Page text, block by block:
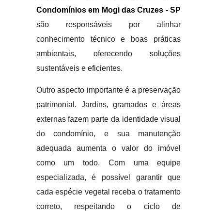
Condomínios em Mogi das Cruzes - SP
são responsáveis por alinhar
conhecimento técnico e boas práticas
ambientais, oferecendo soluções
sustentáveis e eficientes.
Outro aspecto importante é a preservação
patrimonial. Jardins, gramados e áreas
externas fazem parte da identidade visual
do condomínio, e sua manutenção
adequada aumenta o valor do imóvel
como um todo. Com uma equipe
especializada, é possível garantir que
cada espécie vegetal receba o tratamento
correto, respeitando o ciclo de